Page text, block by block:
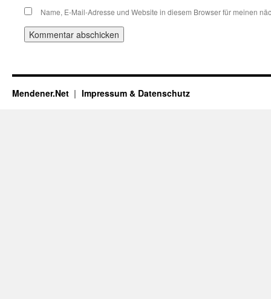
Name, E-Mail-Adresse und Website in diesem Browser für meinen
Mendener.Net Impressum & Datenschutz